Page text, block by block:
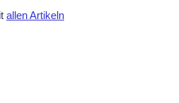
allen Artikeln